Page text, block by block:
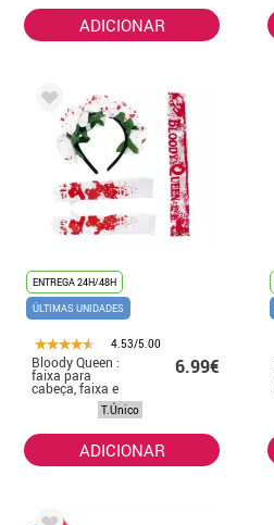
ADICIONAR
ENTREGA 24H/48H
ÚLTIMAS UNIDADES
4.53/5.00
Bloody Queen :
faixa para
cabeça, faixa e
6.99€
T.Único
ADICIONAR